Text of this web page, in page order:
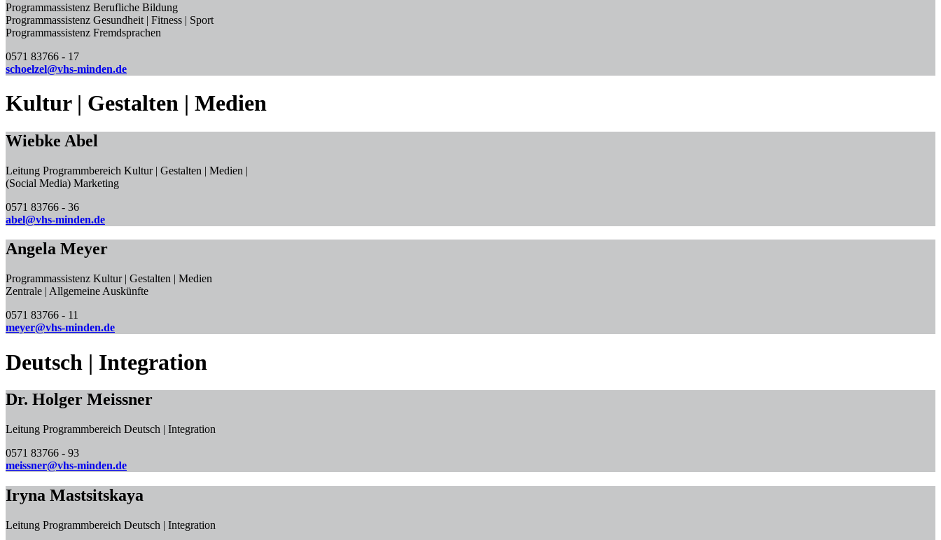
Programmassistenz Berufliche Bildung
Programmassistenz Gesundheit | Fitness | Sport
Programmassistenz Fremdsprachen
0571 83766 - 17
schoelzel@vhs-minden.de
Kultur | Gestalten | Medien
Wiebke Abel
Leitung Programmbereich Kultur | Gestalten | Medien |
(Social Media) Marketing
0571 83766 - 36
abel@vhs-minden.de
Angela Meyer
Programmassistenz Kultur | Gestalten | Medien
Zentrale | Allgemeine Auskünfte
0571 83766 - 11
meyer@vhs-minden.de
Deutsch | Integration
Dr. Holger Meissner
Leitung Programmbereich Deutsch | Integration
0571 83766 - 93
meissner@vhs-minden.de
Iryna Mastsitskaya
Leitung Programmbereich Deutsch | Integration